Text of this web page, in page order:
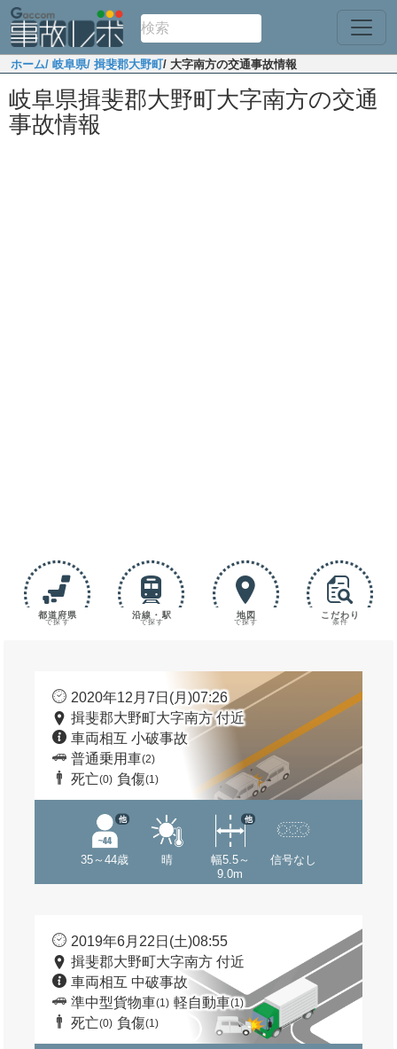
ホーム/ 岐阜県/ 揖斐郡大野町/ 大字南方の交通事故情報
岐阜県揖斐郡大野町大字南方の交通
事故情報
都道府県
で探す
沿線・駅
で探す
地図
で探す
こだわり
条件
2020年12月7日(月)07:26
揖斐郡大野町大字南方 付近
車両相互 小破事故
普通乗用車(2)
死亡(0) 負傷(1)
35～44歳
他
晴
幅5.5～
9.0m
他
信号なし
2019年6月22日(土)08:55
揖斐郡大野町大字南方 付近
車両相互 中破事故
準中型貨物車(1) 軽自動車(1)
死亡(0) 負傷(1)